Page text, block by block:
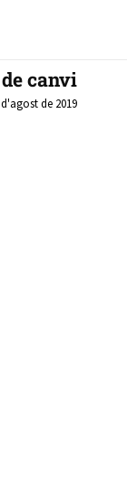
canvi
de 2019